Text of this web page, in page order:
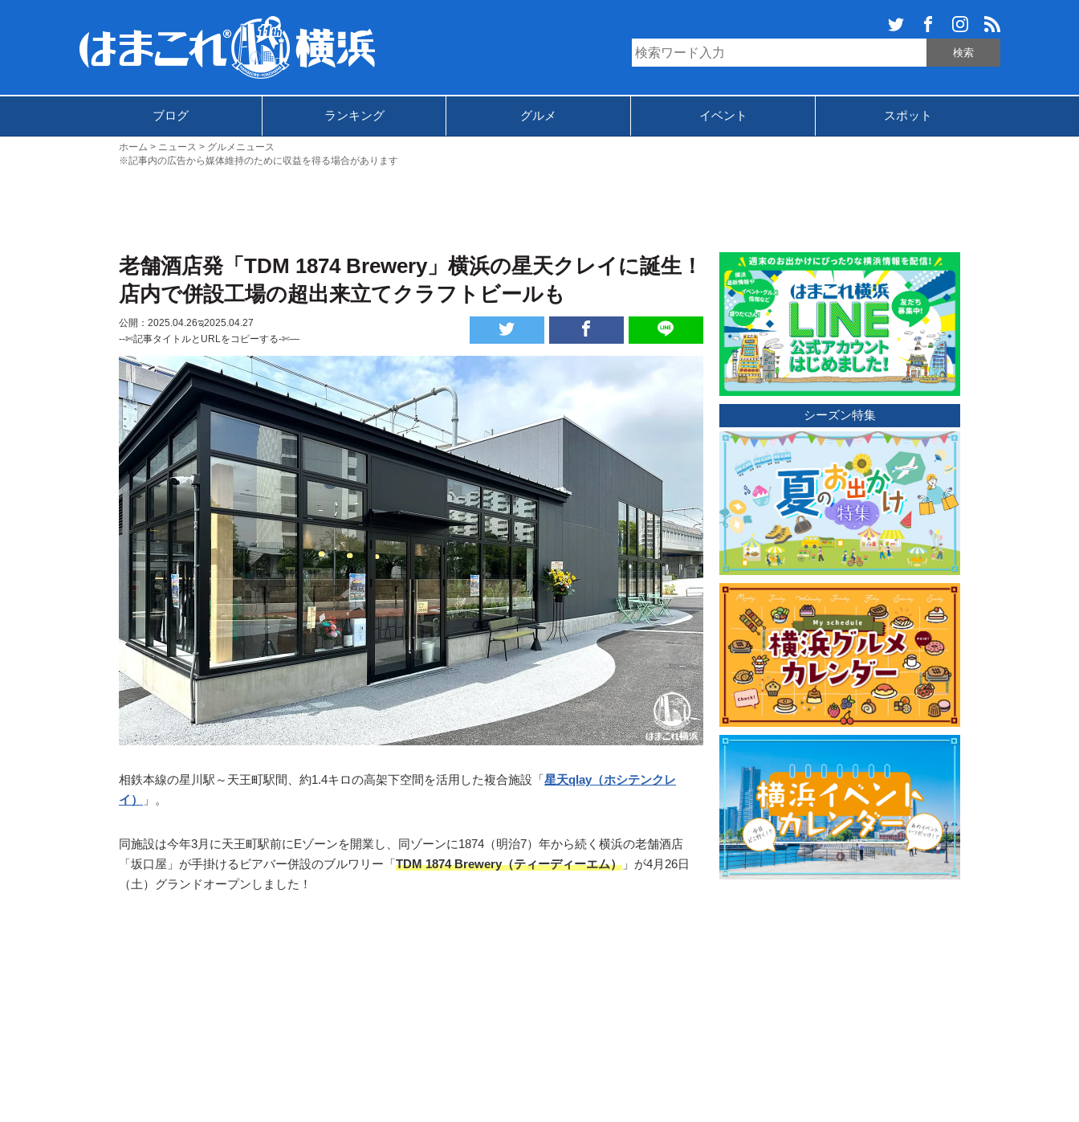
ブログ ランキング グルメ イベント スポット
ホーム ニュース
グルメニュース
※記事内の広告から媒体維持のために収益を得る場合があります
老舗酒店発「TDM 1874 Brewery」横浜の星天クレイに誕生！
店内で併設工場の超出来立てクラフトビールも
公開：2025.04.26ಇ2025.04.27
--✄記事タイトルとURLをコピーする-✄—
相鉄本線の星川駅～天王町駅間、約1.4キロの高架下空間を活用した複合施設「星天qlay（ホシテンクレ
イ）
」。
同施設は今年3月に天王町駅前にEゾーンを開業し、同ゾーンに1874（明治7）年から続く横浜の老舗酒店
「坂口屋」が手掛けるビアバー併設のブルワリー「TDM 1874 Brewery（ティーディーエム） 」が4月26日
（土）グランドオープンしました！
シーズン特集